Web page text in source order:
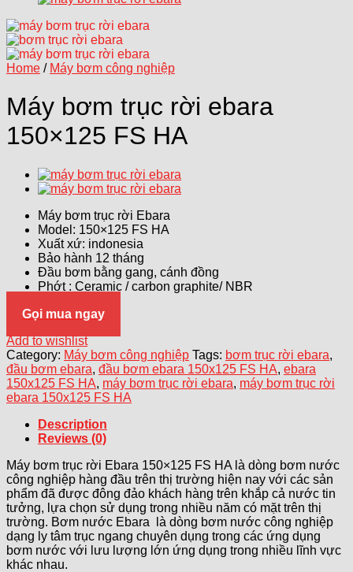
Home / Máy bơm công nghiệp
Máy bơm trục rời ebara
150×125 FS HA
Máy bơm trục rời Ebara
Model: 150×125 FS HA
Xuất xứ: indonesia
Bảo hành 12 tháng
Đầu bơm bằng gang, cánh đồng
Phớt : Ceramic / carbon graphite/ NBR
Gọi mua ngay
Add to wishlist
Category: Máy bơm công nghiệp Tags: bơm trục rời ebara,
đầu bơm ebara, đầu bơm ebara 150x125 FS HA, ebara
150x125 FS HA, máy bơm trục rời ebara, máy bơm trục rời
ebara 150x125 FS HA
Description
Reviews (0)
Máy bơm trục rời Ebara 150×125 FS HA là dòng bơm nước
công nghiệp hàng đầu trên thị trường hiện nay với các sản
phẩm đã được đông đảo khách hàng trên khắp cả nước tin
tưởng, lựa chọn sử dụng trong nhiều năm có mặt trên thị
trường. Bơm nước Ebara là dòng bơm nước công nghiệp
dạng ly tâm trục ngang chuyên dụng trong các ứng dụng
bơm nước với lưu lượng lớn ứng dụng trong nhiều lĩnh vực
khác nhau.